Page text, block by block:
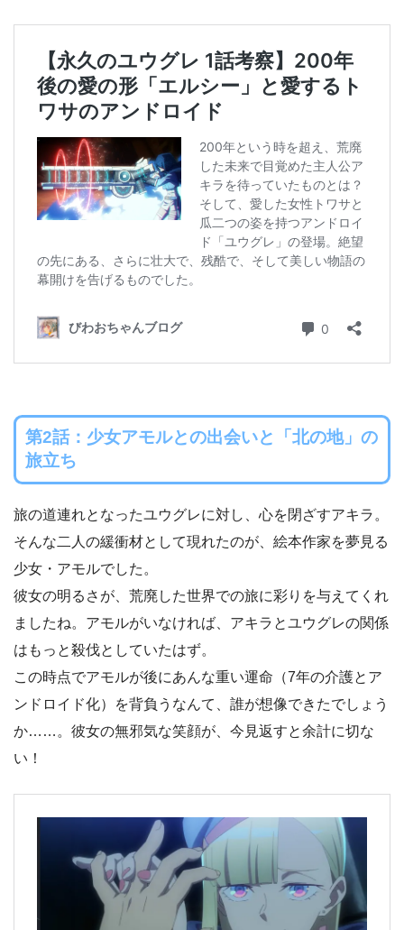
第2話：少女アモルとの出会いと「北の地」の
旅立ち
旅の道連れとなったユウグレに対し、心を閉ざすアキラ。
そんな二人の緩衝材として現れたのが、絵本作家を夢見る
少女・アモルでした。
彼女の明るさが、荒廃した世界での旅に彩りを与えてくれ
ましたね。アモルがいなければ、アキラとユウグレの関係
はもっと殺伐としていたはず。
この時点でアモルが後にあんな重い運命（7年の介護とア
ンドロイド化）を背負うなんて、誰が想像できたでしょう
か……。彼女の無邪気な笑顔が、今見返すと余計に切な
い！